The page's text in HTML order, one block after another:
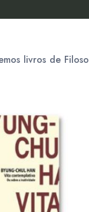
livros de